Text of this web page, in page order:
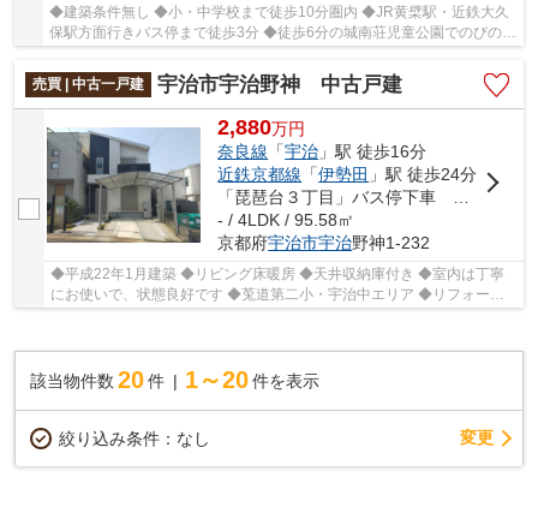
◆建築条件無し ◆小・中学校まで徒歩10分圏内 ◆JR黄檗駅・近鉄大久
保駅方面行きバス停まで徒歩3分 ◆徒歩6分の城南荘児童公園でのびのび
売買 | 中古一戸建
宇治市宇治野神 中古戸建
2,880万円
奈良線 「宇治 」駅 徒歩16分
近鉄京都線 「伊勢田 」駅 徒歩24分
「琵琶台３丁目」バス停下車 徒歩5分
- / 4LDK / 95.58㎡
京都府宇治市宇治野神1-232
◆平成22年1月建築 ◆リビング床暖房 ◆天井収納庫付き ◆室内は丁寧
にお使いで、状態良好です ◆莵道第二小・宇治中エリア ◆リフォーム
該当物件数 20件 1～20 件を表示
絞り込み条件： なし 変更